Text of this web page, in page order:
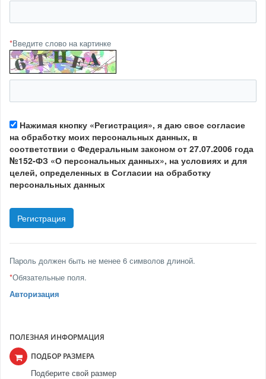
*Введите слово на картинке
Нажимая кнопку «Регистрация», я даю свое согласие
на обработку моих персональных данных, в
соответствии с Федеральным законом от 27.07.2006 года
№152-ФЗ «О персональных данных», на условиях и для
целей, определенных в Согласии на обработку
персональных данных
Пароль должен быть не менее 6 символов длиной.
*Обязательные поля.
Авторизация
ПОЛЕЗНАЯ ИНФОРМАЦИЯ
ПОДБОР РАЗМЕРА
Подберите свой размер